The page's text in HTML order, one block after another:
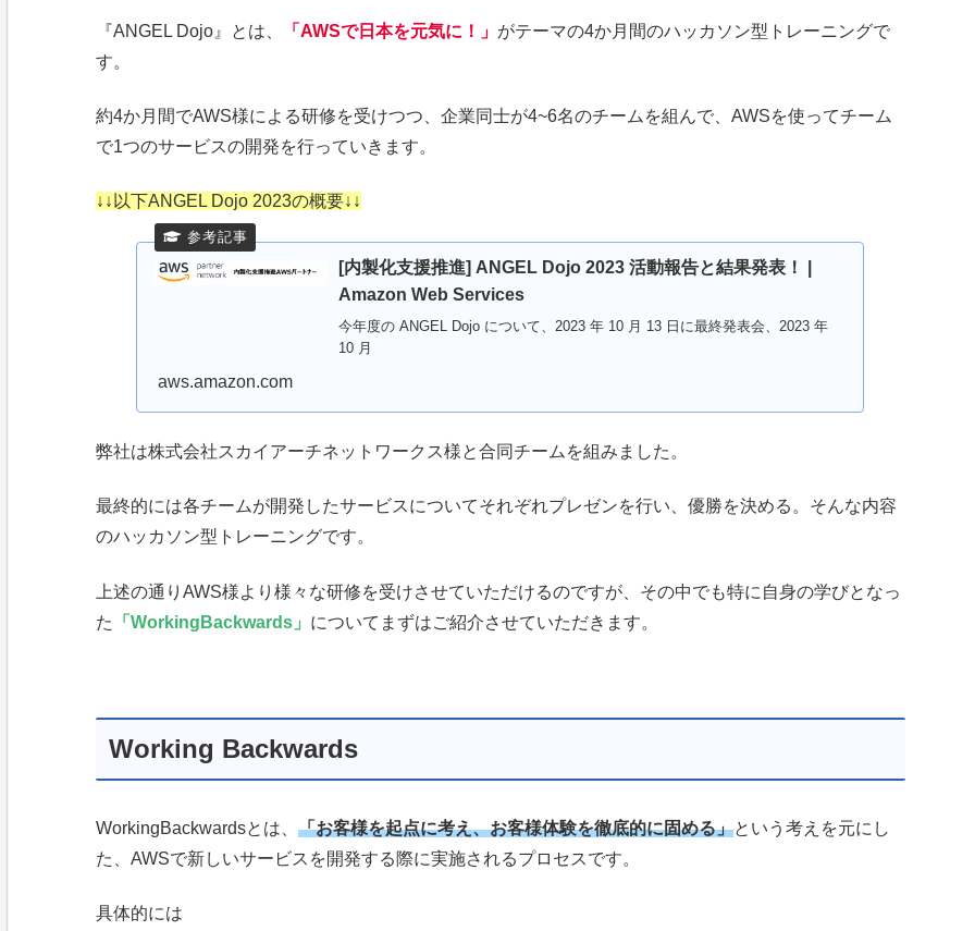
『ANGEL Dojo』とは、 「AWSで日本を元気に！」 がテーマの4か月間のハッカソン型トレーニングで
す。
約4か月間でAWS様による研修を受けつつ、企業同士が4~6名のチームを組んで、AWSを使ってチーム
で1つのサービスの開発を行っていきます。
↓↓以下ANGEL Dojo 2023の概要↓↓
[内製化支援推進] ANGEL Dojo 2023 活動報告と結果発表！ |
Amazon Web Services
今年度の ANGEL Dojo について、2023 年 10 月 13 日に最終発表会、2023 年
10 月
aws.amazon.com
弊社は株式会社スカイアーチネットワークス様と合同チームを組みました。
最終的には各チームが開発したサービスについてそれぞれプレゼンを行い、優勝を決める。そんな内容
のハッカソン型トレーニングです。
上述の通りAWS様より様々な研修を受けさせていただけるのですが、その中でも特に自身の学びとなっ
た
「WorkingBackwards」 についてまずはご紹介させていただきます。
Working Backwards
WorkingBackwardsとは、 「お客様を起点に考え、お客様体験を徹底的に固める」という考えを元にし
た、AWSで新しいサービスを開発する際に実施されるプロセスです。
具体的には